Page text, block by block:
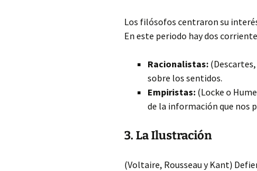
Los filósofos centraron su
En este periodo hay dos
Racionalistas:
sobre los sentidos.
Empiristas: (Locke o
de la información que nos
3. La Ilustración
(Voltaire, Rousseau y Kant)